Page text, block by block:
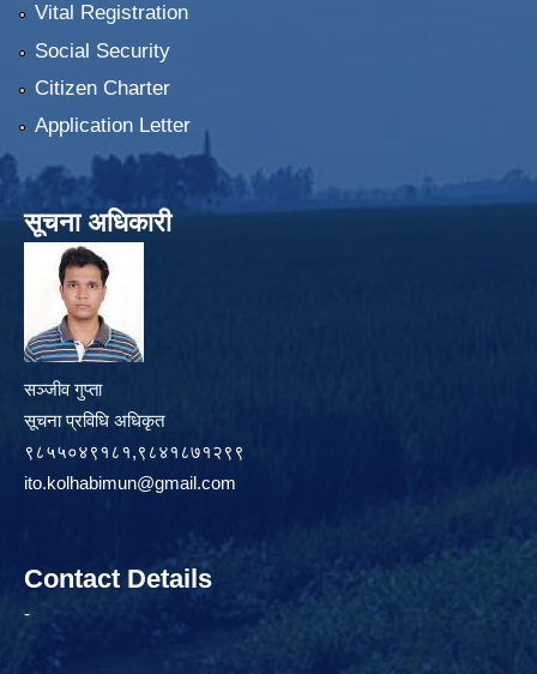
Vital Registration
Social Security
Citizen Charter
Application Letter
सूचना अधिकारी
सञ्जीव गुप्ता
सूचना प्रविधि अधिकृत
९८५५०४९१८१,९८४१८७१२९९
ito.kolhabimun@gmail.com
Contact Details
-